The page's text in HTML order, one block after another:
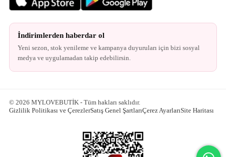
İndirimlerden haberdar ol
Yeni sezon, stok yenileme ve kampanya duyuruları için bizi sosyal
medya ve uygulamadan takip edebilirsin.
© 2026 MYLOVEBUTİK - Tüm hakları saklıdır.
Gizlilik Politikası ve ÇerezlerSatış Genel ŞartlarıÇerez AyarlarıSite Haritası